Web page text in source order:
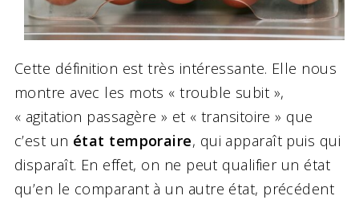
Cette définition est très intéressante. Elle nous
montre avec les mots « trouble subit »,
« agitation passagère » et « transitoire » que
c’est un état temporaire, qui apparaît puis qui
disparaît. En effet, on ne peut qualifier un état
qu’en le comparant à un autre état, précédent